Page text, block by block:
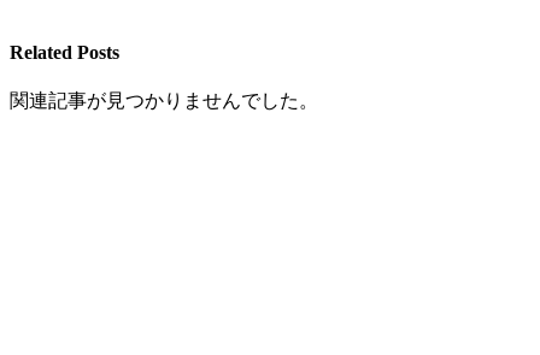
Related Posts
関連記事が見つかりませんでした。